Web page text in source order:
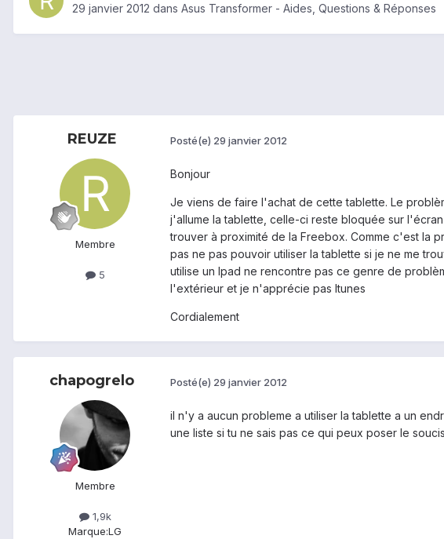
29 janvier 2012 dans Asus Transformer - Aides, Questions & Réponses
REUZE
Membre
5
Posté(e) 29 janvier 2012
Bonjour
Je viens de faire l'achat de cette tablette. Le
j'allume la tablette, celle-ci reste bloquée sur
trouver à proximité de la Freebox. Comme c'est la
pas ne pas pouvoir utiliser la tablette si je ne me
utilise un Ipad ne rencontre pas ce genre de
l'extérieur et je n'apprécie pas Itunes
Cordialement
chapogrelo
Membre
1,9k
Marque:LG
Posté(e) 29 janvier 2012
il n'y a aucun probleme a utiliser la tablette a un
une liste si tu ne sais pas ce qui peux poser le soucis